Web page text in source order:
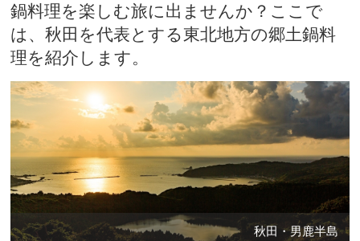
鍋料理を楽しむ旅に出ませんか？ここで
は、秋田を代表とする東北地方の郷土鍋料
理を紹介します。
秋田・男鹿半島